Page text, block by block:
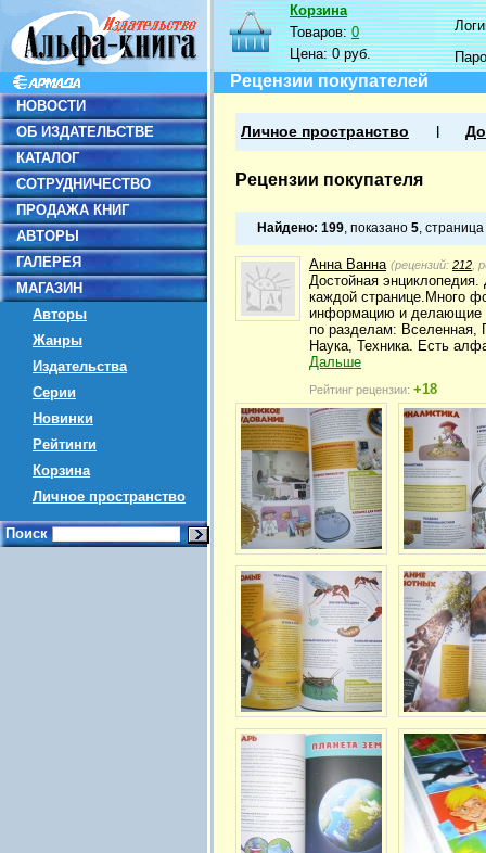
НОВОСТИ
ОБ ИЗДАТЕЛЬСТВЕ
КАТАЛОГ
СОТРУДНИЧЕСТВО
ПРОДАЖА КНИГ
АВТОРЫ
ГАЛЕРЕЯ
МАГАЗИН
Авторы
Жанры
Издательства
Серии
Новинки
Рейтинги
Корзина
Личное пространство
Поиск
Корзина
Товаров:0
Цена:0 руб.
Рецензии покупателей
Личное пространство
Рецензии покупателя
Найдено: 199, показано 5, страница
Анна Ванна (рецензий: 212 ,
Достойная
каждой странице.Много
информацию и делающие
по разделам: Вселенная,
Наука, Техника. Есть
Дальше
Рейтинг рецензии: +18